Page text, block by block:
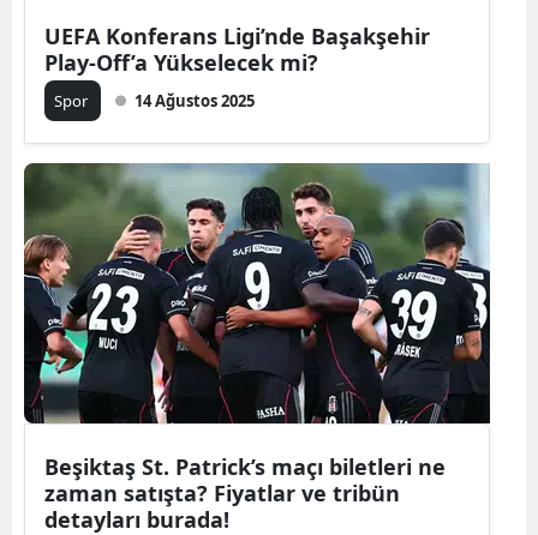
UEFA Konferans Ligi’nde Başakşehir
Play-Off’a Yükselecek mi?
Spor 14 Ağustos 2025
Beşiktaş St. Patrick’s maçı biletleri ne
zaman satışta? Fiyatlar ve tribün
detayları burada!